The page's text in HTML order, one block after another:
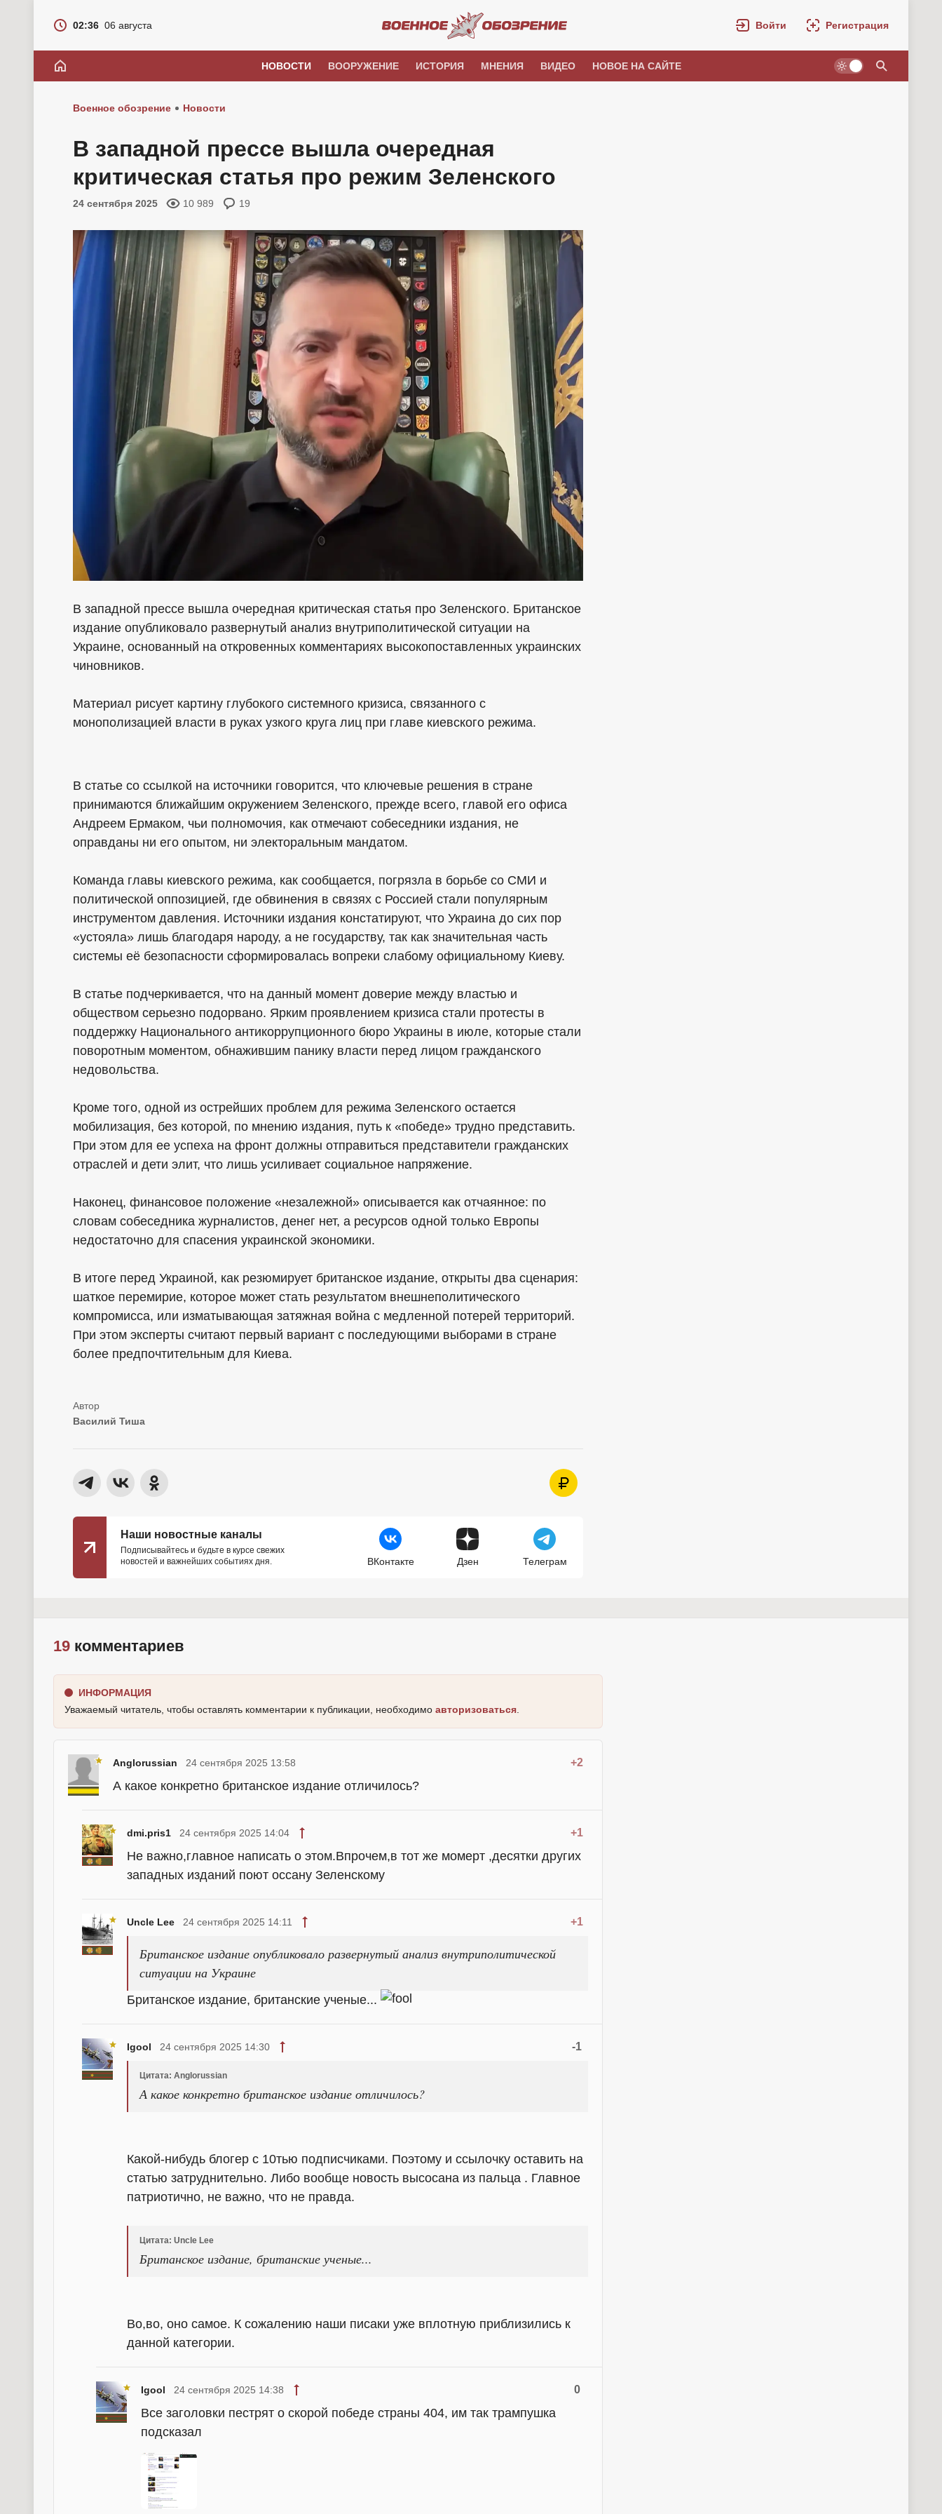
02:36 06 августа Войти Регистрация
НОВОСТИ ВООРУЖЕНИЕ ИСТОРИЯ МНЕНИЯ ВИДЕО НОВОЕ НА САЙТЕ
Военное обозрение Новости
В западной прессе вышла очередная
критическая статья про режим Зеленского
24 сентября 2025 10 989 19
В западной прессе вышла очередная критическая статья про Зеленского. Британское
издание опубликовало развернутый анализ внутриполитической ситуации на
Украине, основанный на откровенных комментариях высокопоставленных украинских
чиновников.
Материал рисует картину глубокого системного кризиса, связанного с
монополизацией власти в руках узкого круга лиц при главе киевского режима.
В статье со ссылкой на источники говорится, что ключевые решения в стране
принимаются ближайшим окружением Зеленского, прежде всего, главой его офиса
Андреем Ермаком, чьи полномочия, как отмечают собеседники издания, не
оправданы ни его опытом, ни электоральным мандатом.
Команда главы киевского режима, как сообщается, погрязла в борьбе со СМИ и
политической оппозицией, где обвинения в связях с Россией стали популярным
инструментом давления. Источники издания констатируют, что Украина до сих пор
«устояла» лишь благодаря народу, а не государству, так как значительная часть
системы её безопасности сформировалась вопреки слабому официальному Киеву.
В статье подчеркивается, что на данный момент доверие между властью и
обществом серьезно подорвано. Ярким проявлением кризиса стали протесты в
поддержку Национального антикоррупционного бюро Украины в июле, которые стали
поворотным моментом, обнажившим панику власти перед лицом гражданского
недовольства.
Кроме того, одной из острейших проблем для режима Зеленского остается
мобилизация, без которой, по мнению издания, путь к «победе» трудно представить.
При этом для ее успеха на фронт должны отправиться представители гражданских
отраслей и дети элит, что лишь усиливает социальное напряжение.
Наконец, финансовое положение «незалежной» описывается как отчаянное: по
словам собеседника журналистов, денег нет, а ресурсов одной только Европы
недостаточно для спасения украинской экономики.
В итоге перед Украиной, как резюмирует британское издание, открыты два сценария:
шаткое перемирие, которое может стать результатом внешнеполитического
компромисса, или изматывающая затяжная война с медленной потерей территорий.
При этом эксперты считают первый вариант с последующими выборами в стране
более предпочтительным для Киева.
Василий Тиша
Наши новостные каналы
Подписывайтесь и будьте в курсе свежих
новостей и важнейших событиях дня.
ВКонтакте Дзен Телеграм
19 комментариев
ИНФОРМАЦИЯ
Уважаемый читатель, чтобы оставлять комментарии к публикации, необходимо авторизоваться
Anglorussian +2
24 сентября 2025 13:58
А какое конкретно британское издание отличилось?
dmi.pris1 +1
24 сентября 2025 14:04
Не важно,главное написать о этом.Впрочем,в тот же момерт ,десятки других
западных изданий поют оссану Зеленскому
Uncle Lee +1
24 сентября 2025 14:11
Британское издание опубликовало развернутый анализ внутриполитической
ситуации на Украине
Британское издание, британские ученые...
Igool -1
24 сентября 2025 14:30
Цитата: Anglorussian
А какое конкретно британское издание отличилось?
Какой-нибудь блогер с 10тью подписчиками. Поэтому и ссылочку оставить на
статью затруднительно. Либо вообще новость высосана из пальца . Главное
патриотично, не важно, что не правда.
Цитата: Uncle Lee
Британское издание, британские ученые...
Во,во, оно самое. К сожалению наши писаки уже вплотную приблизились к
данной категории.
Igool 0
24 сентября 2025 14:38
Все заголовки пестрят о скорой победе страны 404, им так трампушка
подсказал